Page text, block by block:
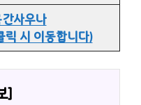
사우나
릭 시 이동합니다)
]